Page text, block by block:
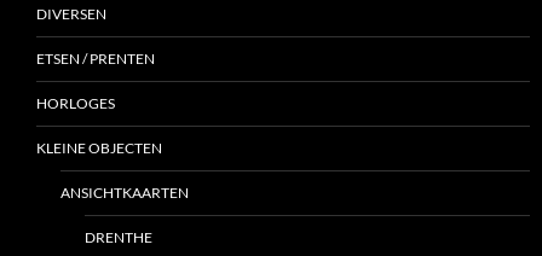
DIVERSEN
ETSEN / PRENTEN
HORLOGES
KLEINE OBJECTEN
ANSICHTKAARTEN
DRENTHE